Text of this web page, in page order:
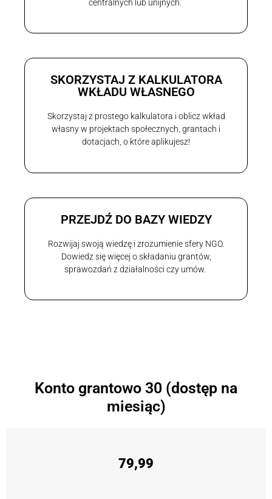
centralnych lub unijnych.
SKORZYSTAJ Z KALKULATORA
WKŁADU WŁASNEGO
Skorzystaj z prostego kalkulatora i oblicz wkład
własny w projektach społecznych, grantach i
dotacjach, o które aplikujesz!
PRZEJDŹ DO BAZY WIEDZY
Rozwijaj swoją wiedzę i zrozumienie sfery NGO.
Dowiedz się więcej o składaniu grantów,
sprawozdań z działalności czy umów.
Konto grantowo 30 (dostęp na
miesiąc)
79,99